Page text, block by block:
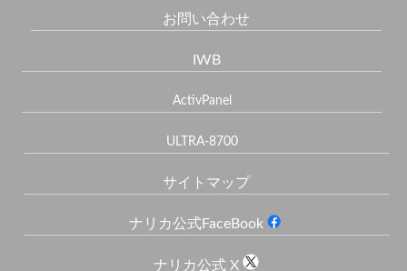
お問い合わせ
IWB
ActivPanel
ULTRA-8700
サイトマップ
ナリカ公式FaceBook
ナリカ公式 X